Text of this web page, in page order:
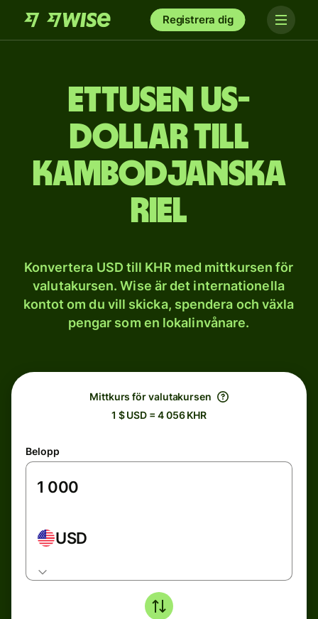
Registrera dig
et­tusen US-
dollar till
kambodjanska
riel
Konvertera USD till KHR med mittkursen för
valutakursen. Wise är det internationella
kontot om du vill skicka, spendera och växla
pengar som en lokalinvånare.
Mittkurs för valutakursen
1 $ USD = 4 056 KHR
Belopp
USD